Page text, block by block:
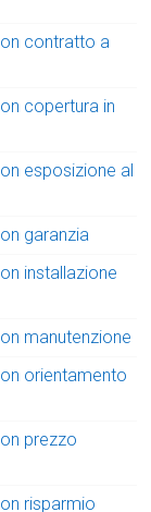
contratto a
copertura in
esposizione al
garanzia
installazione
manutenzione
orientamento
prezzo
risparmio